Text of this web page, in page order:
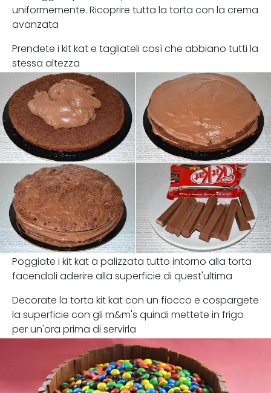
uniformemente. Ricoprire tutta la torta con la crema
avanzata
Prendete i kit kat e tagliateli così che abbiano tutti la
stessa altezza
Poggiate i kit kat a palizzata tutto intorno alla torta
facendoli aderire alla superficie di quest'ultima
Decorate la torta kit kat con un fiocco e cospargete
la superficie con gli m&m's quindi mettete in frigo
per un'ora prima di servirla